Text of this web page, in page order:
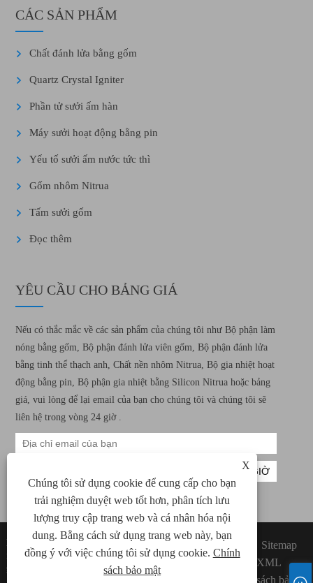
X
Chúng tôi sử dụng cookie để cung cấp cho bạn
trải nghiệm duyệt web tốt hơn, phân tích lưu
lượng truy cập trang web và cá nhân hóa nội
dung. Bằng cách sử dụng trang web này, bạn
đồng ý với việc chúng tôi sử dụng cookie. Chính
sách bảo mật
CÁC SẢN PHẨM
Chất đánh lửa bằng gốm
Quartz Crystal Igniter
Phần tử sưởi ấm hàn
Máy sưởi hoạt động bằng pin
Yếu tố sưởi ấm nước tức thì
Gốm nhôm Nitrua
Tấm sưởi gốm
Đọc thêm
YÊU CẦU CHO BẢNG GIÁ
Nếu có thắc mắc về các sản phẩm của chúng tôi như Bộ phận làm
nóng bằng gốm, Bộ phận đánh lửa viên gốm, Bộ phận đánh lửa
bằng tinh thể thạch anh, Chất nền nhôm Nitrua, Bộ gia nhiệt hoạt
động bằng pin, Bộ phận gia nhiệt bằng Silicon Nitrua hoặc bảng
giá, vui lòng để lại email của bạn cho chúng tôi và chúng tôi sẽ
liên hệ trong vòng 24 giờ .
Bản quyền © 2022 Xiamen Green Way Công
nghệ Điện tử, Ltd. Tất cả các yếu tố sưởi ấm
gốm, quyền đánh lửa viên gốm được bảo lưu.
Sitemap
XML
Chính sách bảo